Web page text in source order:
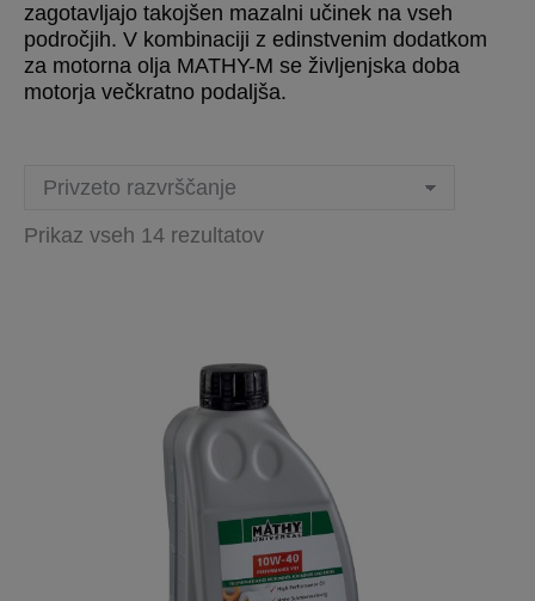
zagotavljajo takojšen mazalni učinek na vseh
področjih. V kombinaciji z edinstvenim dodatkom
za motorna olja MATHY-M se življenjska doba
motorja večkratno podaljša.
Prikaz vseh 14 rezultatov